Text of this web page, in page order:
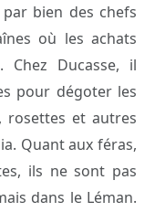
bien des chefs
où les achats
Ducasse, il
pour dégoter les
rosettes et autres
Quant aux féras,
ils ne sont pas
dans le Léman.